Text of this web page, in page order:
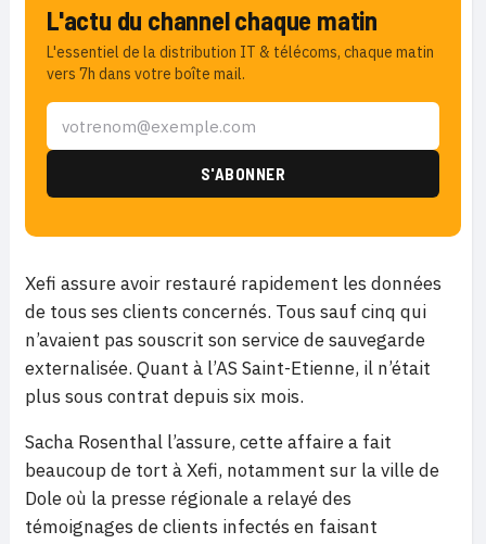
L'actu du channel chaque matin
L'essentiel de la distribution IT & télécoms, chaque matin
vers 7h dans votre boîte mail.
Xefi assure avoir restauré rapidement les données
de tous ses clients concernés. Tous sauf cinq qui
n’avaient pas souscrit son service de sauvegarde
externalisée. Quant à l’AS Saint-Etienne, il n’était
plus sous contrat depuis six mois.
Sacha Rosenthal l’assure, cette affaire a fait
beaucoup de tort à Xefi, notamment sur la ville de
Dole où la presse régionale a relayé des
témoignages de clients infectés en faisant